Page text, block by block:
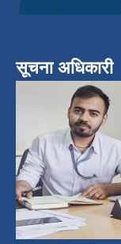
सूचना अधिकारी